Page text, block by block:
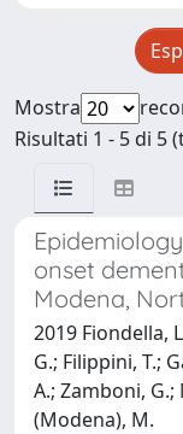
Mostra
Risultati 1 - 5 di 5
onset
Modena,
2019 Fiondella,
G.; Filippini, T.;
A.; Zamboni,
(Modena), M.